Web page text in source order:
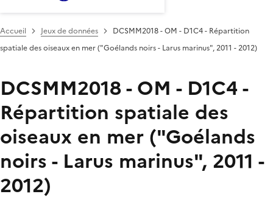
Accueil Jeux de données
DCSMM2018 - OM - D1C4 - Répartition
spatiale des oiseaux en mer ("Goélands noirs - Larus marinus", 2011 - 2012)
DCSMM2018 - OM - D1C4 -
Répartition spatiale des
oiseaux en mer ("Goélands
noirs - Larus marinus", 2011 -
2012)